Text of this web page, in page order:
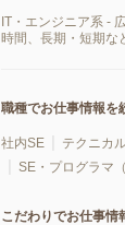
IT・エンジニア系 -
時間、長期・短期な
職種でお仕事情報を
社内SE テクニカ
SE・プログラマ
こだわりでお仕事情